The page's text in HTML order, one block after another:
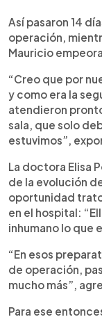
Así pasaron 14
operación,
Mauricio
“Creo que por
y como era la
atendieron
sala, que solo
estuvimos”,
La doctora Elisa
de la evolución
oportunidad
en el hospital:
inhumano lo que
“En esos
de operación,
mucho más”,
Para ese